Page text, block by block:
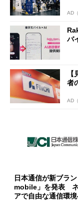
AD
バ
者
AD
日本通信が新ブラ
mobile」を発表 ネ
アで自由な通信環